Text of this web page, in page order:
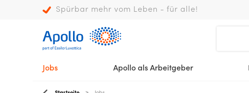
Spürbar mehr vom Leben - für alle!
Jobs Apollo als Arbeitgeber